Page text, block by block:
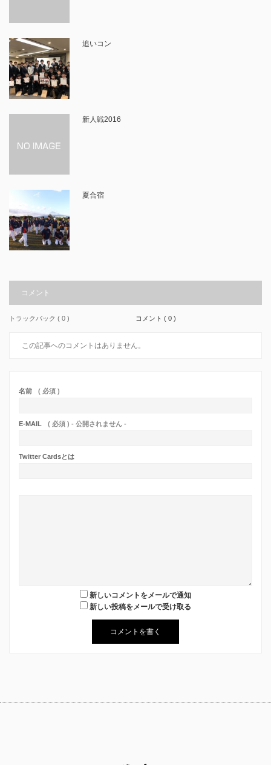
追いコン
新人戦2016
夏合宿
コメント
トラックバック ( 0 ) コメント ( 0 )
この記事へのコメントはありません。
名前 ( 必須 )
E-MAIL ( 必須 ) - 公開されません -
Twitter Cardsとは
新しいコメントをメールで通知
新しい投稿をメールで受け取る